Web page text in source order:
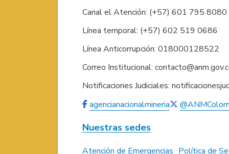
Canal el Atención: (+57) 601 795
Línea temporal: (+57) 602 519 0686
Línea Anticorrupción: 018000128522
Correo Institucional:
Notificaciones Judiciales:
agencianacionalmineria
Nuestras sedes
Atención de Emergencias Política de